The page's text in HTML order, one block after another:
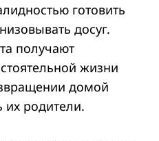
готовить
досуг.
получают
жизни
домой
их родители.